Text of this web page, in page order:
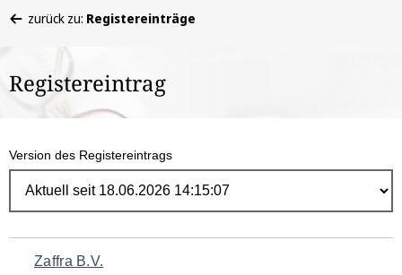
befinden
hier:
zurück zu: Registereinträge
Registereintrag
Version des Registereintrags
Navigation
Zaffra B.V.